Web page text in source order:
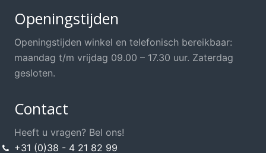
Openingstijden
Openingstijden winkel en telefonisch bereikbaar:
maandag t/m vrijdag 09.00 – 17.30 uur. Zaterdag
gesloten.
Contact
Heeft u vragen? Bel ons!
+31 (0)38 - 4 21 82 99